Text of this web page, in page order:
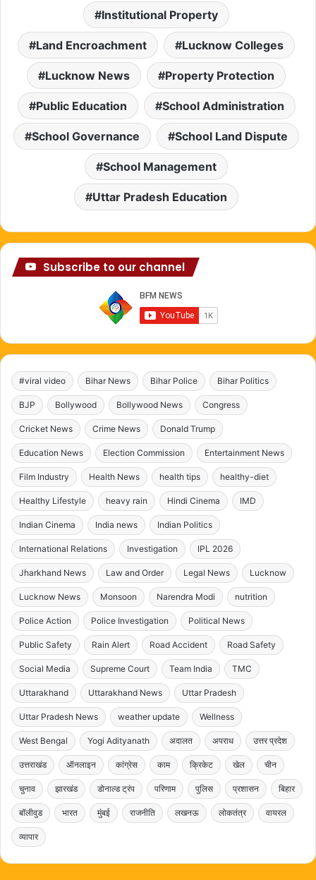
Institutional Property
Land Encroachment Lucknow Colleges
Lucknow News Property Protection
Public Education School Administration
School Governance School Land Dispute
School Management
Uttar Pradesh Education
Subscribe to our channel
#viral video Bihar News Bihar Police Bihar Politics
BJP Bollywood Bollywood News Congress
Cricket News Crime News Donald Trump
Education News Election Commission Entertainment News
Film Industry Health News health tips healthy-diet
Healthy Lifestyle heavy rain Hindi Cinema IMD
Indian Cinema India news Indian Politics
International Relations Investigation IPL 2026
Jharkhand News Law and Order Legal News Lucknow
Lucknow News Monsoon Narendra Modi nutrition
Police Action Police Investigation Political News
Public Safety Rain Alert Road Accident Road Safety
Social Media Supreme Court Team India TMC
Uttarakhand Uttarakhand News Uttar Pradesh
Uttar Pradesh News weather update Wellness
West Bengal Yogi Adityanath अदालत अपराध उत्तर प्रदेश
उत्तराखंड ऑनलाइन कांग्रेस काम क्रिकेट खेल चीन
चुनाव झारखंड डोनाल्ड ट्रंप परिणाम पुलिस प्रशासन बिहार
बॉलीवुड भारत मुंबई राजनीति लखनऊ लोकतंत्र वायरल
व्यापार